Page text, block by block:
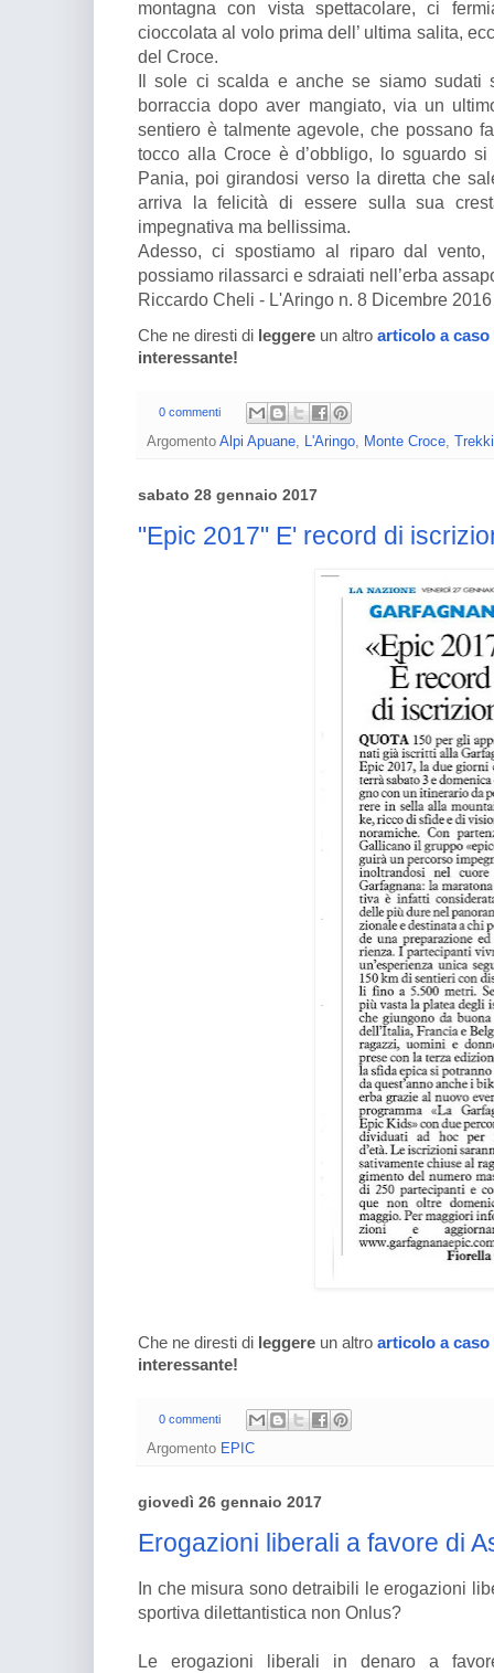
montagna con vista spettacolare, ci
cioccolata al volo prima dell’ ultima salita,
del Croce.
Il sole ci scalda e anche se siamo sudati
borraccia dopo aver mangiato, via un
sentiero è talmente agevole, che possano
tocco alla Croce è d’obbligo, lo sguardo
Pania, poi girandosi verso la diretta che
arriva la felicità di essere sulla sua
impegnativa ma bellissima.
Adesso, ci spostiamo al riparo dal
possiamo rilassarci e sdraiati nell’erba
Riccardo Cheli - L'Aringo n. 8 Dicembre 2016
Che ne diresti di leggere un altro articolo a caso
interessante!
0 commenti
Argomento Alpi Apuane, L'Aringo, Monte Croce,
sabato 28 gennaio 2017
"Epic 2017" E' record di
Che ne diresti di leggere un altro articolo a caso
interessante!
0 commenti
Argomento EPIC
giovedì 26 gennaio 2017
Erogazioni liberali a favore di
In che misura sono detraibili le erogazioni
sportiva dilettantistica non Onlus?
Le erogazioni liberali in denaro a